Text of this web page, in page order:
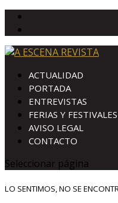
ACTUALIDAD
PORTADA
ENTREVISTAS
FERIAS Y FESTIVALES
AVISO LEGAL
CONTACTO
Seleccionar página
LO SENTIMOS, NO SE